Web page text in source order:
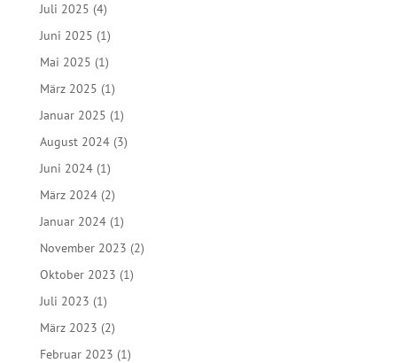
Juli 2025 (4)
Juni 2025 (1)
Mai 2025 (1)
März 2025 (1)
Januar 2025 (1)
August 2024(3)
Juni 2024(1)
März 2024(2)
Januar 2024(1)
November 2023 (2)
Oktober 2023 (1)
Juli 2023 (1)
März 2023 (2)
Februar 2023 (1)